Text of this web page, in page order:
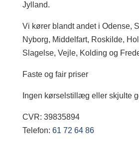
Jylland.
Vi kører blandt andet i Odense,
Nyborg, Middelfart, Roskilde,
Slagelse, Vejle, Kolding og
Faste og fair priser
Ingen kørselstillæg eller skjulte
CVR: 39835894
Telefon: 61 72 64 86